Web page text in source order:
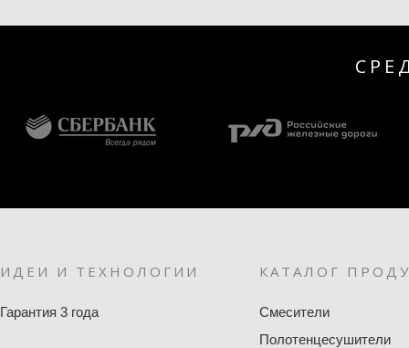
ИДЕИ И ТЕХНОЛОГИИ
Гарантия 3 года
КАТАЛОГ
Смесители
Полотенцесушители